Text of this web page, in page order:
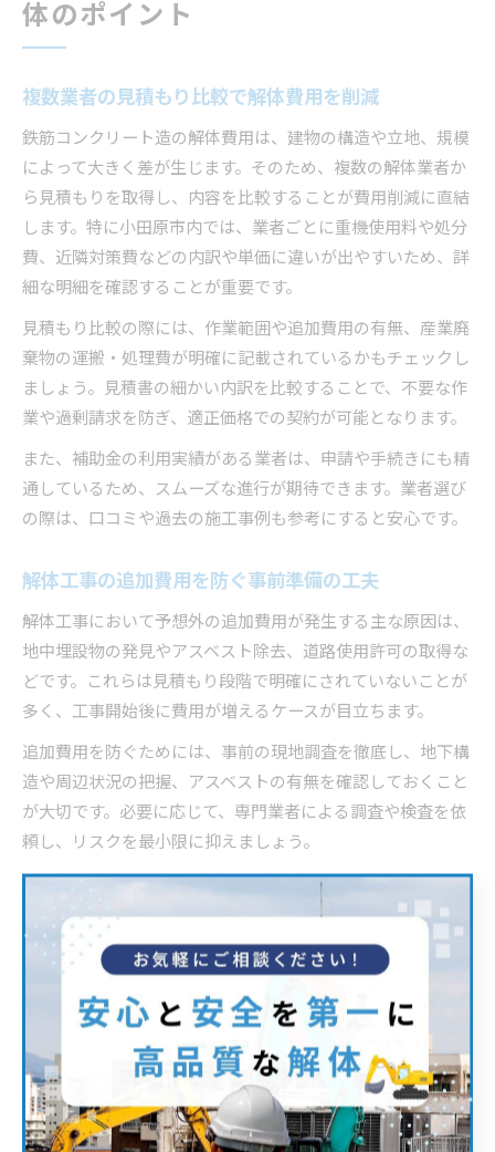
体のポイント
複数業者の見積もり比較で解体費用を削減
鉄筋コンクリート造の解体費用は、建物の構造や立地、規模
によって大きく差が生じます。そのため、複数の解体業者か
ら見積もりを取得し、内容を比較することが費用削減に直結
します。特に小田原市内では、業者ごとに重機使用料や処分
費、近隣対策費などの内訳や単価に違いが出やすいため、詳
細な明細を確認することが重要です。
見積もり比較の際には、作業範囲や追加費用の有無、産業廃
棄物の運搬・処理費が明確に記載されているかもチェックし
ましょう。見積書の細かい内訳を比較することで、不要な作
業や過剰請求を防ぎ、適正価格での契約が可能となります。
また、補助金の利用実績がある業者は、申請や手続きにも精
通しているため、スムーズな進行が期待できます。業者選び
の際は、口コミや過去の施工事例も参考にすると安心です。
解体工事の追加費用を防ぐ事前準備の工夫
解体工事において予想外の追加費用が発生する主な原因は、
地中埋設物の発見やアスベスト除去、道路使用許可の取得な
どです。これらは見積もり段階で明確にされていないことが
多く、工事開始後に費用が増えるケースが目立ちます。
追加費用を防ぐためには、事前の現地調査を徹底し、地下構
造や周辺状況の把握、アスベストの有無を確認しておくこと
が大切です。必要に応じて、専門業者による調査や検査を依
頼し、リスクを最小限に抑えましょう。
また、契約書には追加費用が発生する条件や範囲を明記し、
後からトラブルにならないように備えることも重要です。事
前準備を徹底することで、想定外の出費を抑え、安心して解
体工事を進められます。
直発注や時期選びで解体費用を安くする方法
解体工事の費用を抑える工夫として、業者への直発注や工事
時期の選定が効果的です。直発注は、仲介業者を介さずに解
体業者と直接契約する方法で、中間マージンの削減によるコ